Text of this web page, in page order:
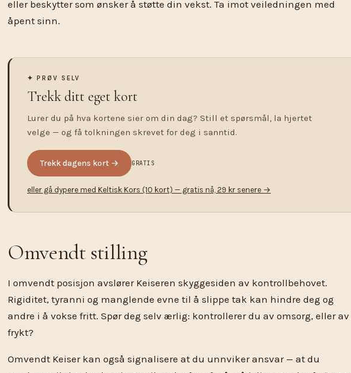
eller beskytter som ønsker å støtte din vekst. Ta imot veiledningen med
åpent sinn.
✦ PRØV SELV
Trekk ditt eget kort
Lurer du på hva kortene sier om din dag? Still et spørsmål, la hjertet
velge — og få tolkningen skrevet for deg i sanntid.
Trekk dagens kort → GRATIS
eller gå dypere med Keltisk Kors (10 kort) — gratis nå, 29 kr senere →
Omvendt stilling
I omvendt posisjon avslører Keiseren skyggesiden av kontrollbehovet.
Rigiditet, tyranni og manglende evne til å slippe tak kan hindre deg og
andre i å vokse fritt. Spør deg selv ærlig: kontrollerer du av omsorg, eller av
frykt?
Omvendt Keiser kan også signalisere at du unnviker ansvar — at du